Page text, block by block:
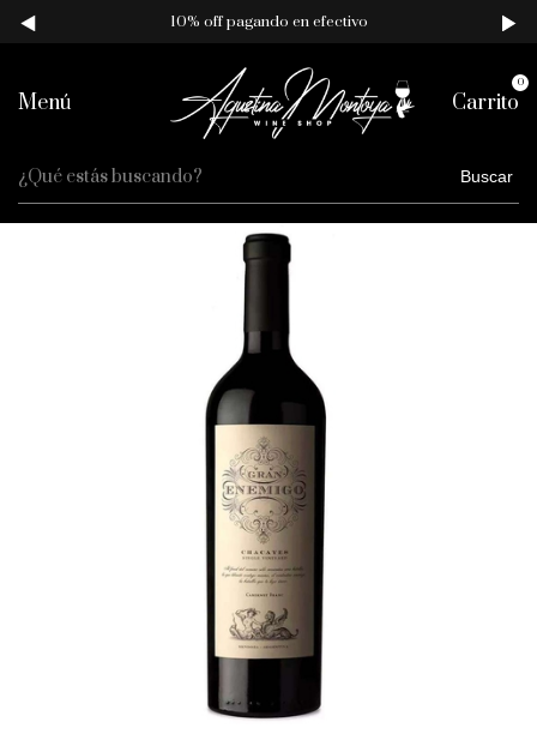
10% off pagando en efectivo
Menú Carrito
0
Buscar